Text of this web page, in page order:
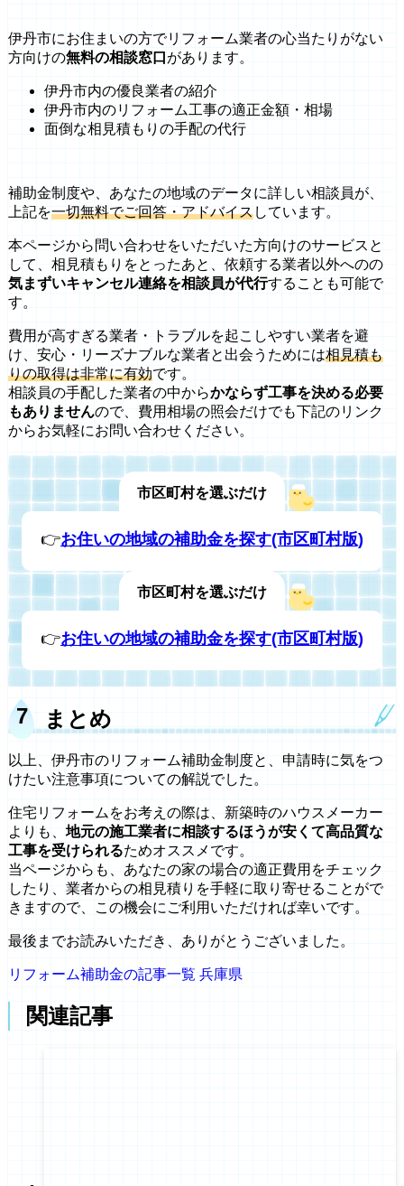
伊丹市にお住まいの方でリフォーム業者の心当たりがない
方向けの無料の相談窓口 があります。
伊丹市内の優良業者の紹介
伊丹市内のリフォーム工事の適正金額・相場
面倒な相見積もりの手配の代行
補助金制度や、あなたの地域のデータに詳しい相談員が、
上記を一切無料でご回答・アドバイスしています。
本ページから問い合わせをいただいた方向けのサービスと
して、相見積もりをとったあと、依頼する業者以外へのの
気まずいキャンセル連絡を相談員が代行することも可能で
す。
費用が高すぎる業者・トラブルを起こしやすい業者を避
け、安心・リーズナブルな業者と出会うためには相見積も
りの取得は非常に有効です。
相談員の手配した業者の中からかならず工事を決める必要
もありませんので、費用相場の照会だけでも下記のリンク
からお気軽にお問い合わせください。
市区町村を選ぶだけ
👉お住いの地域の補助金を探す(市区町村版)
市区町村を選ぶだけ
👉お住いの地域の補助金を探す(市区町村版)
まとめ
以上、伊丹市のリフォーム補助金制度と、申請時に気をつ
けたい注意事項についての解説でした。
住宅リフォームをお考えの際は、新築時のハウスメーカー
よりも、 地元の施工業者に相談するほうが安くて高品質な
工事を受けられるためオススメです。
当ページからも、あなたの家の場合の適正費用をチェック
したり、業者からの相見積りを手軽に取り寄せることがで
きますので、この機会にご利用いただければ幸いです。
最後までお読みいただき、ありがとうございました。
リフォーム補助金の記事一覧 兵庫県
関連記事